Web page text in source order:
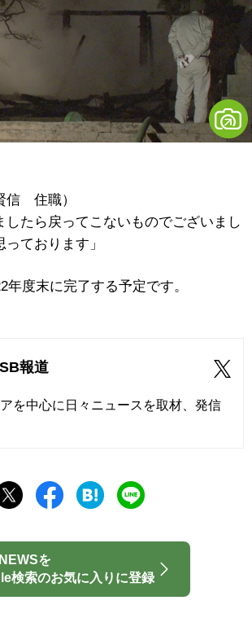
信 住職）
したら戻ってこないものでございまし
ております」
度末に完了する予定です。
報道
を中心に日々ニュースを取材、発信
を
検索のお気に入りに登録